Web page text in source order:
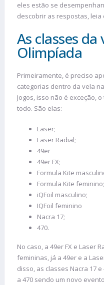
eles estão se
descobrir as respostas, leia
As classes da
Olimpíada
Primeiramente, é preciso
categorias dentro da vela
Jogos, isso não é exceção,
todo. São elas:
Laser;
Laser Radial;
49er
49er FX;
Formula Kite
Formula Kite feminino;
iQFoil masculino;
IQFoil feminino
Nacra 17;
470.
No caso, a 49er FX e Laser
femininas, já a 49er e a
disso, as classes Nacra 17
a 470 sendo um novo